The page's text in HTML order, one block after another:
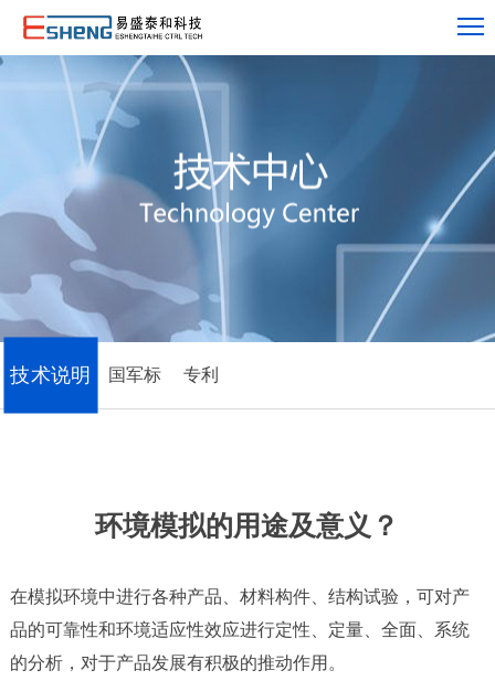
技术说明 国军标 专利
环境模拟的用途及意义？
在模拟环境中进行各种产品、材料构件、结构试验，可对产
品的可靠性和环境适应性效应进行定性、定量、全面、系统
的分析，对于产品发展有积极的推动作用。